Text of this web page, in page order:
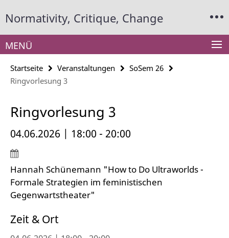
direkt
Inhalt
Normativity, Critique, Change
Service-
Navigation
MENÜ
Startseite Veranstaltungen
SoSem 26
Ringvorlesung 3
Ringvorlesung 3
04.06.2026 | 18:00 - 20:00
Hannah Schünemann "How to Do Ultraworlds -
Formale Strategien im feministischen
Gegenwartstheater"
Zeit & Ort